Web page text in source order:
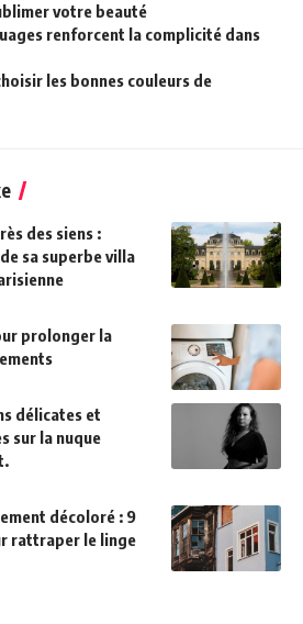
votre beauté
renforcent la complicité dans
les bonnes couleurs de
des siens :
sa superbe villa
prolonger la
délicates et
sur la nuque
décoloré : 9
rattraper le linge